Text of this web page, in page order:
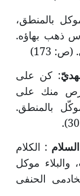
بالمنطق،
ذهب بهاؤه.
173)
: كن على
منك على
بالمنطق.
: الكلام
موكل
الحنفى